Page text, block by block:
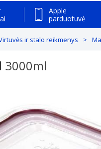
Apple
parduotuvė
ir stalo reikmenys
3000ml